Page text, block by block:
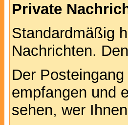
Private
Standardmäßig
Nachrichten.
Der
empfangen und
sehen, wer